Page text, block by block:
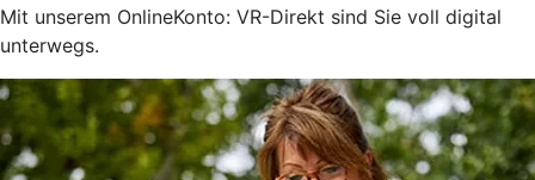
Mit unserem OnlineKonto: VR-Direkt sind Sie voll digital
unterwegs.